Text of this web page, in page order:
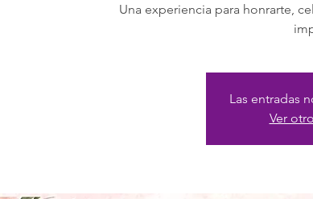
Una experiencia para honrarte,
Las entradas
Ver